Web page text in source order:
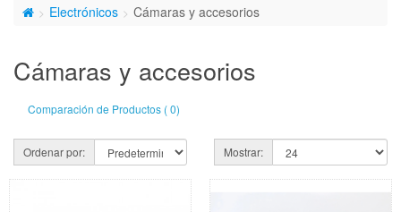
Electrónicos Cámaras y accesorios
Cámaras y accesorios
Comparación de Productos ( 0)
Ordenar por: Mostrar: